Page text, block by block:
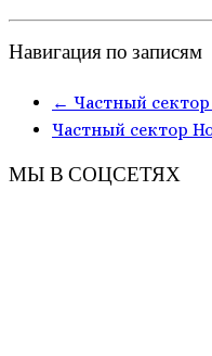
Навигация по записям
← Частный
Частный сектор
МЫ В СОЦСЕТЯХ